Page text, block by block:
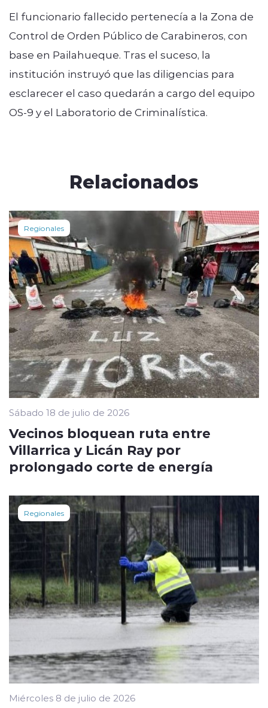
El funcionario fallecido pertenecía a la Zona de
Control de Orden Público de Carabineros, con
base en Pailahueque. Tras el suceso, la
institución instruyó que las diligencias para
esclarecer el caso quedarán a cargo del equipo
OS-9 y el Laboratorio de Criminalística.
Relacionados
Regionales
Sábado 18 de julio de 2026
Vecinos bloquean ruta entre
Villarrica y Licán Ray por
prolongado corte de energía
Regionales
Miércoles 8 de julio de 2026